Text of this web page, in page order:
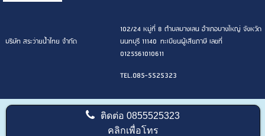
บริษัท สระว่ายน้ำไทย จำกัด
102/24 หมู่ที่ 8 ตำบลบางเลน อำเภอบางใหญ่ จังหวัด
นนทบุรี 11140 ทะเบียนผู้เสียภาษี เลขที่
0125561010611
TEL.085-5525323
ติดต่อ0855525323
คลิกเพื่อโทร